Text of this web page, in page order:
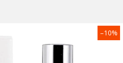
–10%